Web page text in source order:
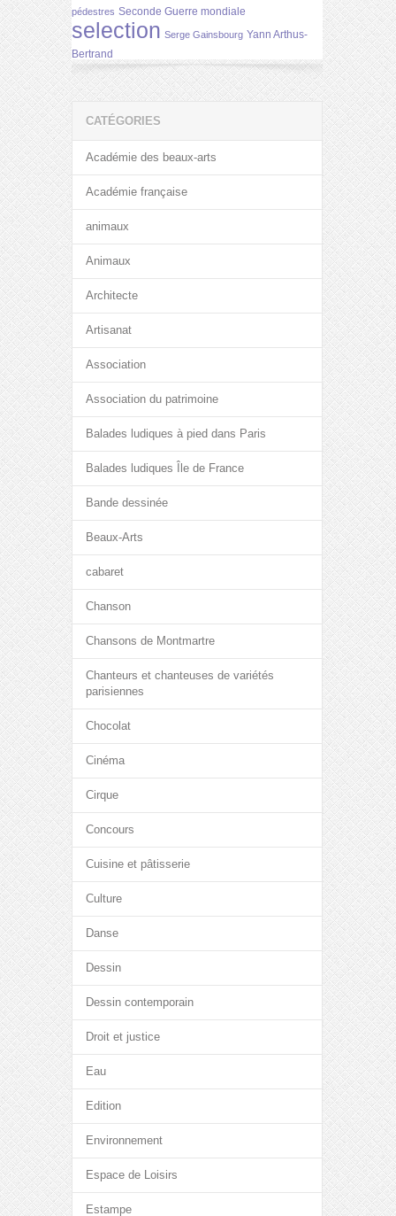
pédestres Seconde Guerre mondiale
selection Serge Gainsbourg Yann Arthus-
Bertrand
CATÉGORIES
Académie des beaux-arts
Académie française
animaux
Animaux
Architecte
Artisanat
Association
Association du patrimoine
Balades ludiques à pied dans Paris
Balades ludiques Île de France
Bande dessinée
Beaux-Arts
cabaret
Chanson
Chansons de Montmartre
Chanteurs et chanteuses de variétés
parisiennes
Chocolat
Cinéma
Cirque
Concours
Cuisine et pâtisserie
Culture
Danse
Dessin
Dessin contemporain
Droit et justice
Eau
Edition
Environnement
Espace de Loisirs
Estampe